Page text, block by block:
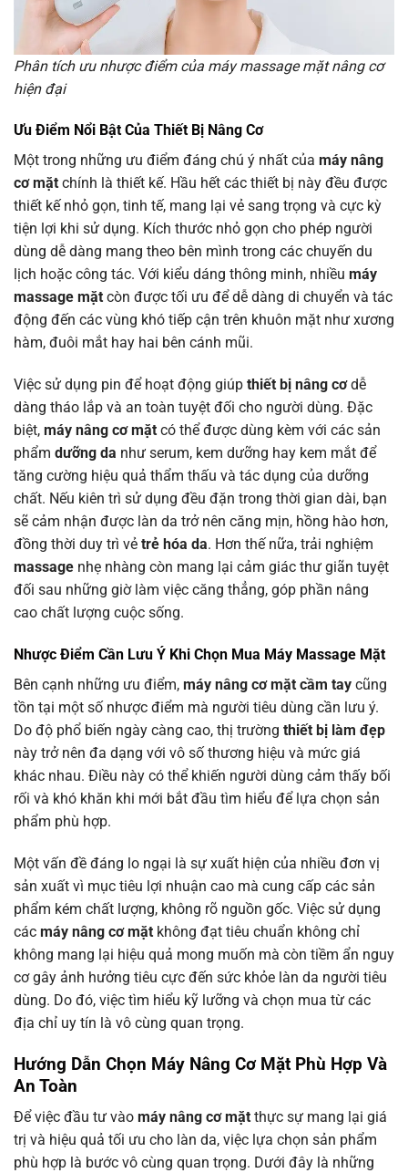
Phân tích ưu nhược điểm của máy massage mặt nâng cơ
hiện đại
Ưu Điểm Nổi Bật Của Thiết Bị Nâng Cơ
Một trong những ưu điểm đáng chú ý nhất của máy nâng
cơ mặt chính là thiết kế. Hầu hết các thiết bị này đều được
thiết kế nhỏ gọn, tinh tế, mang lại vẻ sang trọng và cực kỳ
tiện lợi khi sử dụng. Kích thước nhỏ gọn cho phép người
dùng dễ dàng mang theo bên mình trong các chuyến du
lịch hoặc công tác. Với kiểu dáng thông minh, nhiều máy
massage mặt còn được tối ưu để dễ dàng di chuyển và tác
động đến các vùng khó tiếp cận trên khuôn mặt như xương
hàm, đuôi mắt hay hai bên cánh mũi.
Việc sử dụng pin để hoạt động giúp thiết bị nâng cơdễ
dàng tháo lắp và an toàn tuyệt đối cho người dùng. Đặc
biệt, máy nâng cơ mặt có thể được dùng kèm với các sản
phẩm dưỡng da như serum, kem dưỡng hay kem mắt để
tăng cường hiệu quả thẩm thấu và tác dụng của dưỡng
chất. Nếu kiên trì sử dụng đều đặn trong thời gian dài, bạn
sẽ cảm nhận được làn da trở nên căng mịn, hồng hào hơn,
đồng thời duy trì vẻ trẻ hóa da. Hơn thế nữa, trải nghiệm
massage nhẹ nhàng còn mang lại cảm giác thư giãn tuyệt
đối sau những giờ làm việc căng thẳng, góp phần nâng
cao chất lượng cuộc sống.
Nhược Điểm Cần Lưu Ý Khi Chọn Mua Máy Massage Mặt
Bên cạnh những ưu điểm, máy nâng cơ mặt cầm tay cũng
tồn tại một số nhược điểm mà người tiêu dùng cần lưu ý.
Do độ phổ biến ngày càng cao, thị trường thiết bị làm đẹp
này trở nên đa dạng với vô số thương hiệu và mức giá
khác nhau. Điều này có thể khiến người dùng cảm thấy bối
rối và khó khăn khi mới bắt đầu tìm hiểu để lựa chọn sản
phẩm phù hợp.
Một vấn đề đáng lo ngại là sự xuất hiện của nhiều đơn vị
sản xuất vì mục tiêu lợi nhuận cao mà cung cấp các sản
phẩm kém chất lượng, không rõ nguồn gốc. Việc sử dụng
các máy nâng cơ mặt không đạt tiêu chuẩn không chỉ
không mang lại hiệu quả mong muốn mà còn tiềm ẩn nguy
cơ gây ảnh hưởng tiêu cực đến sức khỏe làn da người tiêu
dùng. Do đó, việc tìm hiểu kỹ lưỡng và chọn mua từ các
địa chỉ uy tín là vô cùng quan trọng.
Hướng Dẫn Chọn Máy Nâng Cơ Mặt Phù Hợp Và
An Toàn
Để việc đầu tư vào máy nâng cơ mặt thực sự mang lại giá
trị và hiệu quả tối ưu cho làn da, việc lựa chọn sản phẩm
phù hợp là bước vô cùng quan trọng. Dưới đây là những